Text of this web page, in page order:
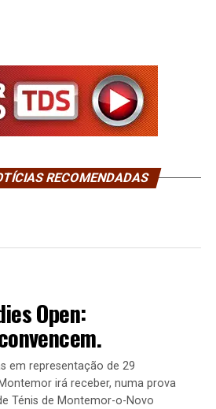
RECOMENDADAS
Open:
em representação de 29
irá receber, numa prova
Ténis de Montemor-o-Novo